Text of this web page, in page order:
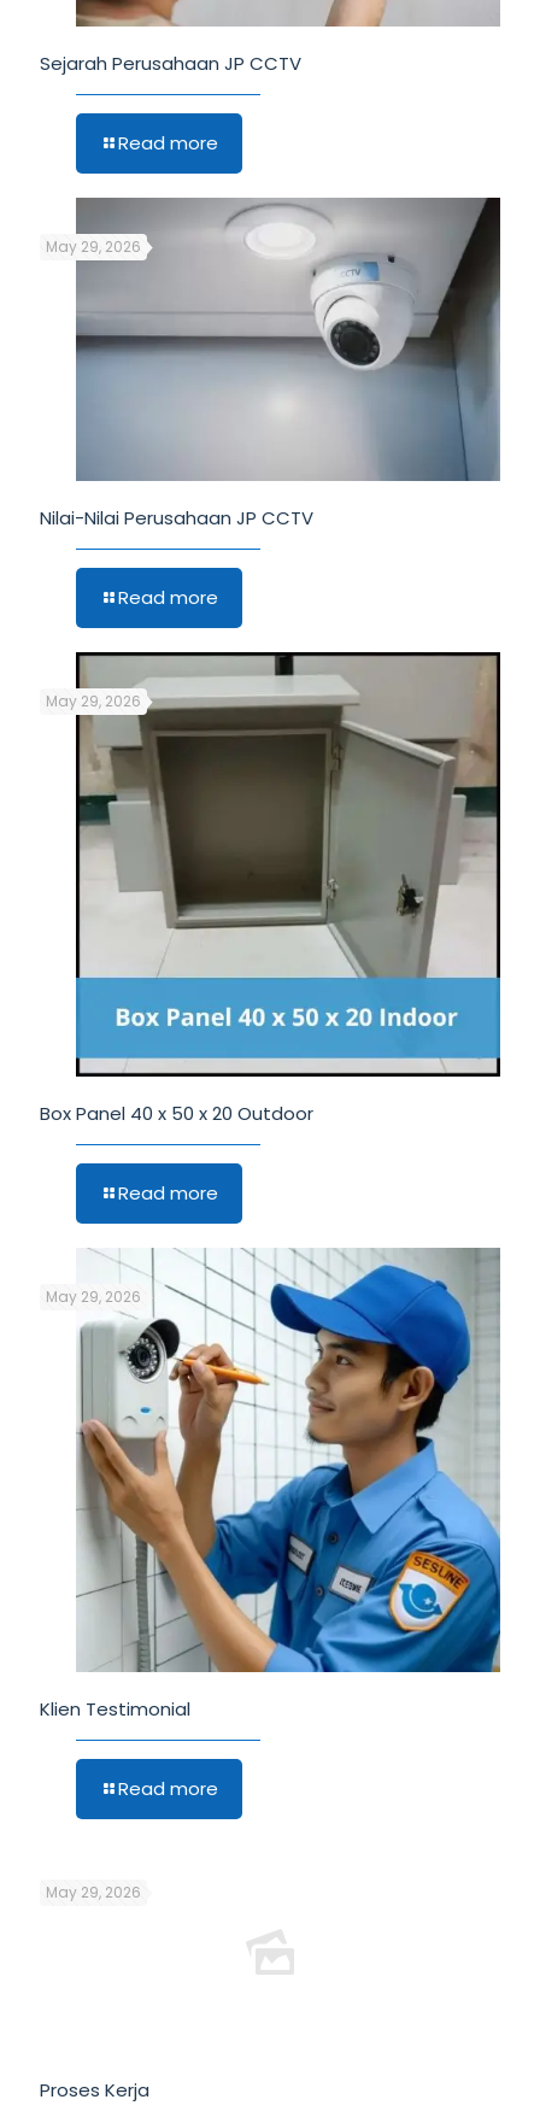
Sejarah Perusahaan JP CCTV
Read more
May 29, 2026
Nilai-Nilai Perusahaan JP CCTV
Read more
May 29, 2026
Box Panel 40 x 50 x 20 Outdoor
Read more
May 29, 2026
Klien Testimonial
Read more
May 29, 2026
Proses Kerja